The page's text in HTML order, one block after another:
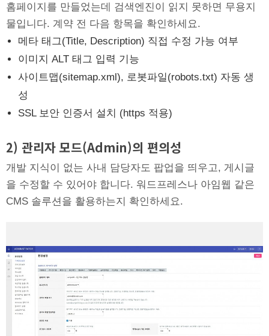
홈페이지를 만들었는데 검색엔진이 읽지 못하면 무용지
물입니다. 계약 전 다음 항목을 확인하세요.
메타 태그(Title, Description) 직접 수정 가능 여부
이미지 ALT 태그 입력 기능
사이트맵(sitemap.xml), 로봇파일(robots.txt) 자동 생
성
SSL 보안 인증서 설치 (https 적용)
2) 관리자 모드(Admin)의 편의성
개발 지식이 없는 사내 담당자도 팝업을 띄우고, 게시글
을 수정할 수 있어야 합니다. 워드프레스나 아임웹 같은
CMS 솔루션을 활용하는지 확인하세요.